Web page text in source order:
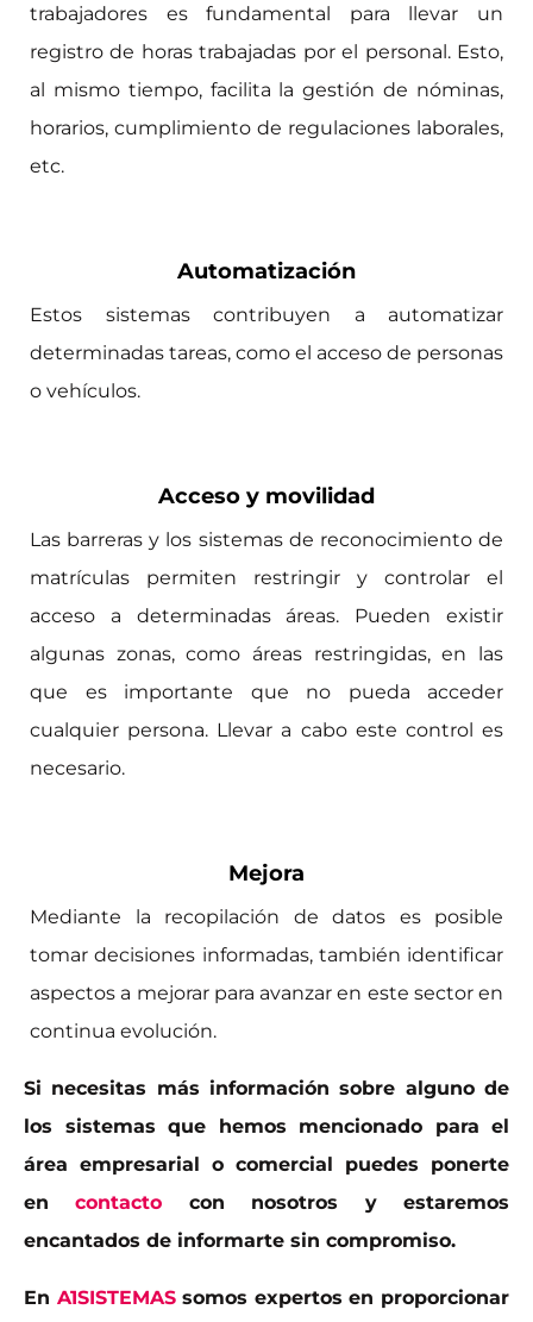
trabajadores es fundamental para llevar un
registro de horas trabajadas por el personal. Esto,
al mismo tiempo, facilita la gestión de nóminas,
horarios, cumplimiento de regulaciones laborales,
etc.
Automatización
Estos sistemas contribuyen a automatizar
determinadas tareas, como el acceso de personas
o vehículos.
Acceso y movilidad
Las barreras y los sistemas de reconocimiento de
matrículas permiten restringir y controlar el
acceso a determinadas áreas. Pueden existir
algunas zonas, como áreas restringidas, en las
que es importante que no pueda acceder
cualquier persona. Llevar a cabo este control es
necesario.
Mejora
Mediante la recopilación de datos es posible
tomar decisiones informadas, también identificar
aspectos a mejorar para avanzar en este sector en
continua evolución.
Si necesitas más información sobre alguno de
los sistemas que hemos mencionado para el
área empresarial o comercial puedes ponerte
encontacto con nosotros y estaremos
encantados de informarte sin compromiso.
En A1SISTEMASsomos expertos en proporcionar